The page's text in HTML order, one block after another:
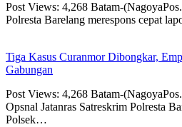
Post Views: 4,268 Batam-
Polresta Barelang merespons cepat
Tiga Kasus Curanmor Dibongkar,
Gabungan
Post Views: 4,268 Batam-
Opsnal Jatanras Satreskrim Polresta
Polsek…